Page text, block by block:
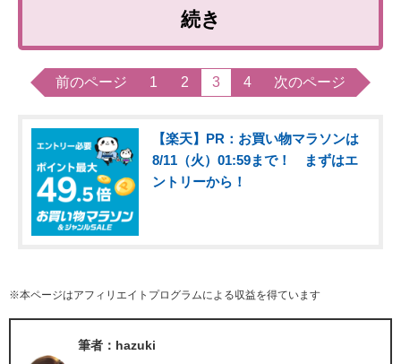
続き
前のページ 1 2 3 4 次のページ
【楽天】PR：お買い物マラソンは
8/11（火）01:59まで！ まずはエ
ントリーから！
※本ページはアフィリエイトプログラムによる収益を得ています
筆者：hazuki